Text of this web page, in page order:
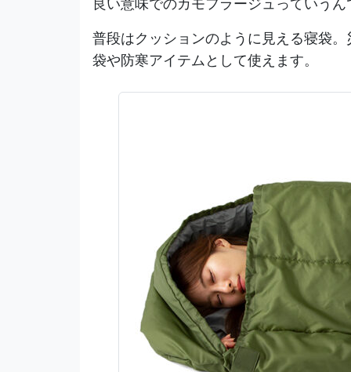
普段はクッションのように見える寝袋
袋や防寒アイテムとして使えます。